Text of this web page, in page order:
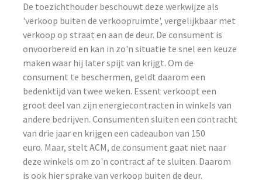
De toezichthouder beschouwt deze werkwijze als
'verkoop buiten de verkoopruimte', vergelijkbaar met
verkoop op straat en aan de deur. De consument is
onvoorbereid en kan in zo'n situatie te snel een keuze
maken waar hij later spijt van krijgt. Om de
consument te beschermen, geldt daarom een
bedenktijd van twee weken. Essent verkoopt een
groot deel van zijn energiecontracten in winkels van
andere bedrijven. Consumenten sluiten een contracht
van drie jaar en krijgen een cadeaubon van 150
euro. Maar, stelt ACM, de consument gaat niet naar
deze winkels om zo'n contract af te sluiten. Daarom
is ook hier sprake van verkoop buiten de deur.